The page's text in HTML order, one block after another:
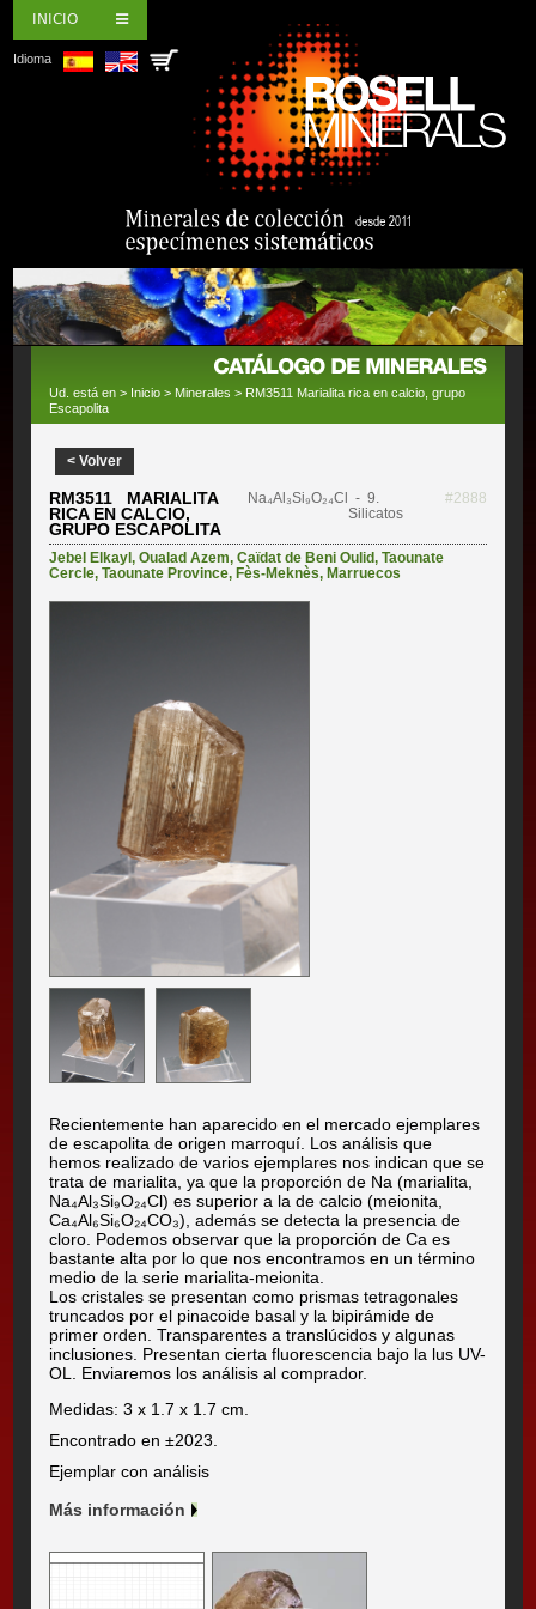
INICIO
Idioma
Ud. está en > Inicio > Minerales > RM3511 Marialita rica en calcio, grupo
Escapolita
< Volver
RM3511 MARIALITA
RICA EN CALCIO,
GRUPO ESCAPOLITA
Na₄Al₃Si₉O₂₄Cl - 9.
Silicatos
#2888
Jebel Elkayl,Oualad Azem,Caïdat de Beni Oulid,Taounate
Cercle,Taounate Province,Fès-Meknès,Marruecos
Recientemente han aparecido en el mercado ejemplares
de escapolita de origen marroquí. Los análisis que
hemos realizado de varios ejemplares nos indican que se
trata de marialita, ya que la proporción de Na (marialita,
Na₄Al₃Si₉O₂₄Cl) es superior a la de calcio (meionita,
Ca₄Al₆Si₆O₂₄CO₃), además se detecta la presencia de
cloro. Podemos observar que la proporción de Ca es
bastante alta por lo que nos encontramos en un término
medio de la serie marialita-meionita.
Los cristales se presentan como prismas tetragonales
truncados por el pinacoide basal y la bipirámide de
primer orden. Transparentes a translúcidos y algunas
inclusiones. Presentan cierta fluorescencia bajo la lus UV-
OL. Enviaremos los análisis al comprador.
Medidas: 3 x 1.7 x 1.7 cm.
Encontrado en ±2023.
Ejemplar con análisis
Más información